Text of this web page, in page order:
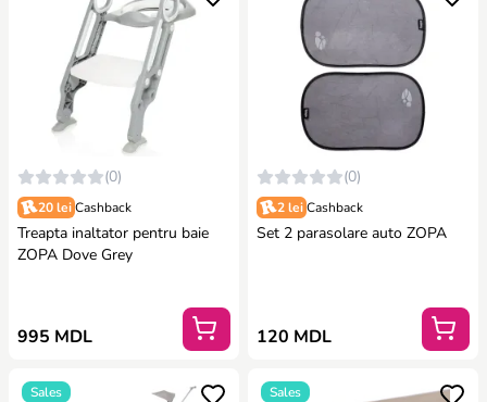
(0)
20 lei Cashback
Treapta inaltator pentru baie
ZOPA Dove Grey
995 MDL
(0)
2 lei Cashback
Set 2 parasolare auto ZOPA
120 MDL
Sales Sales